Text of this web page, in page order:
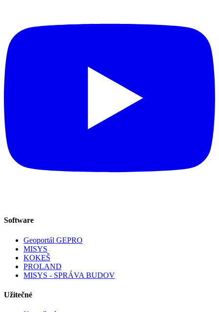
Software
Geoportál GEPRO
MISYS
KOKEŠ
PROLAND
MISYS - SPRÁVA BUDOV
Užitečné